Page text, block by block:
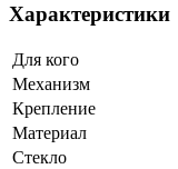
Характеристики
Для кого
Механизм
Крепление
Материал
Стекло